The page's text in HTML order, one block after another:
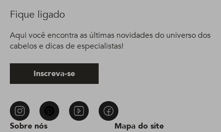
Sobre nós
Mapa do site
Fique ligado
Aqui você encontra as últimas novidades do universo dos
cabelos e dicas de especialistas!
Inscreva-se